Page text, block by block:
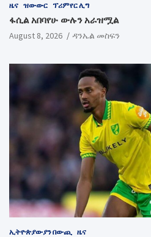
ዜና ዝውውር ፕሪምየር ሊግ
ፋሲል አበባየሁ ውሉን አራዝሟል
August 8, 2026 ዳንኤል መስፍን
ኢትዮጵያውያን በውጪ ዜና